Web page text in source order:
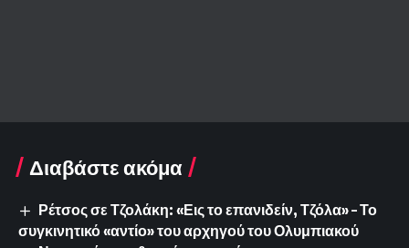
Διαβάστε ακόμα
Ρέτσος σε Τζολάκη: «Εις το επανιδείν, Τζόλα» – Το
συγκινητικό «αντίο» του αρχηγού του Ολυμπιακού